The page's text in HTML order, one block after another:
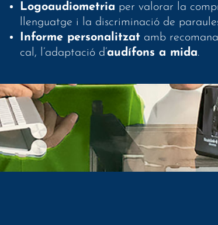
Logoaudiometria per valorar la
llenguatge i la discriminació de
Informe personalitzatamb
cal, l’adaptació d’audífons a mida.